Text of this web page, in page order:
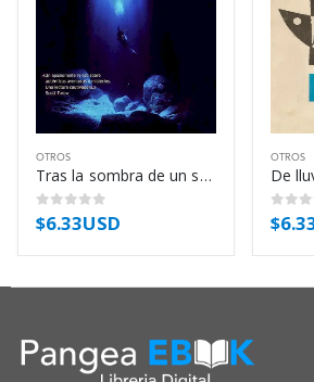
OTROS
Tras la sombra de un submarino – Robert Kurson
0out of 5
$6.33USD
OTROS
0out
$